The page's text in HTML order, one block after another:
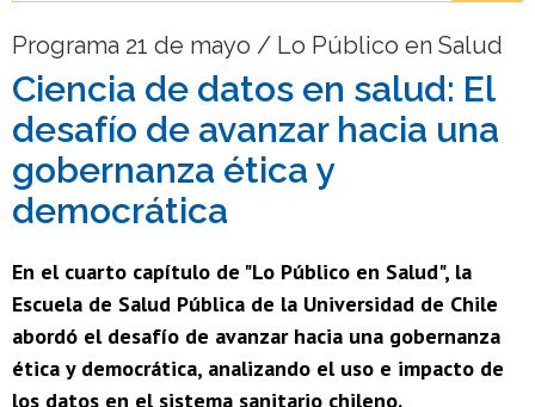
Académicas/os
Funcionarias/os
Egresadas/os
Programa 21 de mayo / Lo Público en Salud
Ciencia de datos en salud: El
desafío de avanzar hacia una
gobernanza ética y
democrática
En el cuarto capítulo de "Lo Público en Salud", la
Escuela de Salud Pública de la Universidad de Chile
abordó el desafío de avanzar hacia una gobernanza
ética y democrática, analizando el uso e impacto de
los datos en el sistema sanitario chileno.